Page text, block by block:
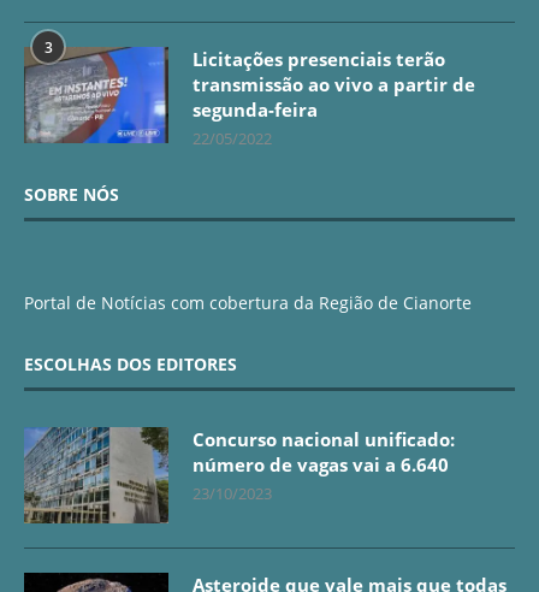
3
Licitações presenciais terão
transmissão ao vivo a partir de
segunda-feira
22/05/2022
SOBRE NÓS
Portal de Notícias com cobertura da Região de Cianorte
ESCOLHAS DOS EDITORES
Concurso nacional unificado:
número de vagas vai a 6.640
23/10/2023
Asteroide que vale mais que todas